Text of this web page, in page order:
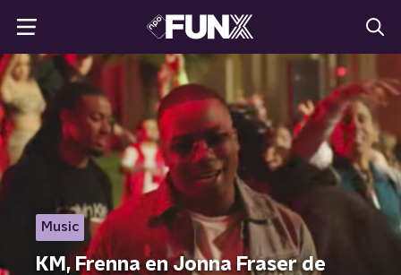
Music
KM, Frenna en Jonna Fraser de